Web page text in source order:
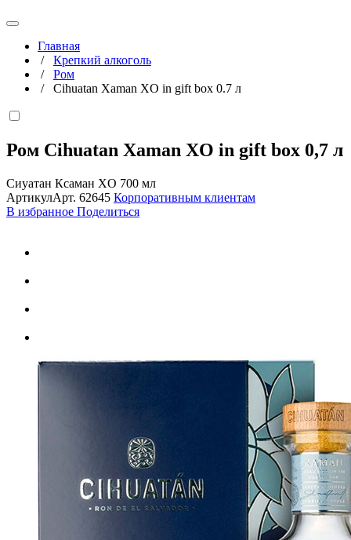
Главная
/ Крепкий алкоголь
/ Ром
/ Cihuatan Xaman XO in gift box 0.7 л
Ром Cihuatan Xaman XO in gift box 0,7 л
Сиуатан Ксаман XO 700 мл
АртикулАрт. 62645 Корпоративным клиентам
В избранное Поделиться